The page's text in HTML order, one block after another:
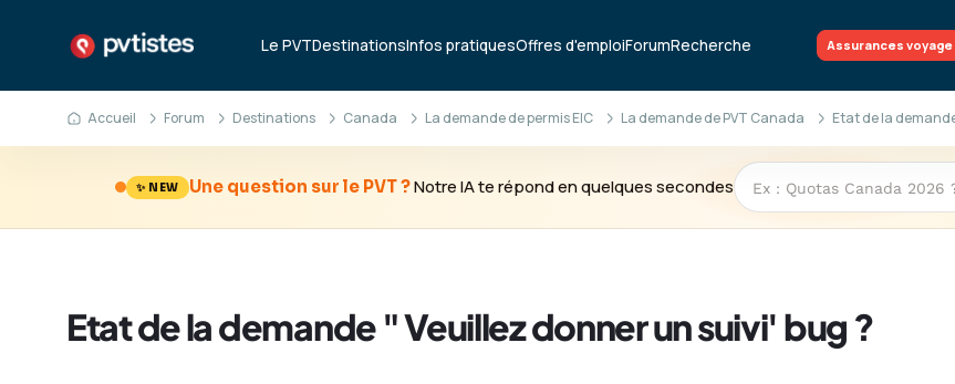
Le PVTDestinationsInfos pratiquesOffres d'emploiForumRecherche Assurances voyage
Accueil Forum Destinations Canada La demande de permis EIC La demande de PVT Canada Etat de la
✨ NEW Une question sur le PVT ?Notre IA te répond en quelques secondes
Etat de la demande " Veuillez donner un suivi' bug ?